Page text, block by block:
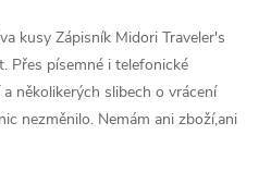
kusy Zápisník Midori Traveler's
Přes písemné i telefonické
několikerých slibech o vrácení
nezměnilo. Nemám ani zboží,ani